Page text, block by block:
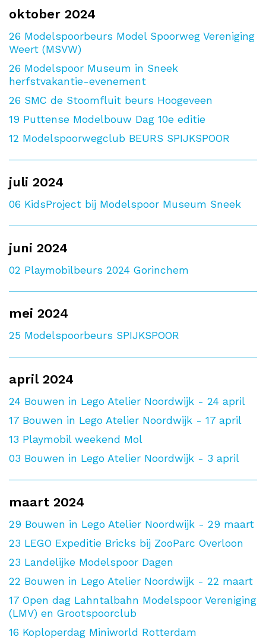
oktober 2024
26 Modelspoorbeurs Model Spoorweg Vereniging
Weert (MSVW)
26 Modelspoor Museum in Sneek
herfstvakantie-evenement
26 SMC de Stoomfluit beurs Hoogeveen
19 Puttense Modelbouw Dag 10e editie
12 Modelspoorwegclub BEURS SPIJKSPOOR
juli 2024
06 KidsProject bij Modelspoor Museum Sneek
juni 2024
02 Playmobilbeurs 2024 Gorinchem
mei 2024
25 Modelspoorbeurs SPIJKSPOOR
april 2024
24 Bouwen in Lego Atelier Noordwijk - 24 april
17 Bouwen in Lego Atelier Noordwijk - 17 april
13 Playmobil weekend Mol
03 Bouwen in Lego Atelier Noordwijk - 3 april
maart 2024
29 Bouwen in Lego Atelier Noordwijk - 29 maart
23 LEGO Expeditie Bricks bij ZooParc Overloon
23 Landelijke Modelspoor Dagen
22 Bouwen in Lego Atelier Noordwijk - 22 maart
17 Open dag Lahntalbahn Modelspoor Vereniging
(LMV) en Grootspoorclub
16 Koploperdag Miniworld Rotterdam